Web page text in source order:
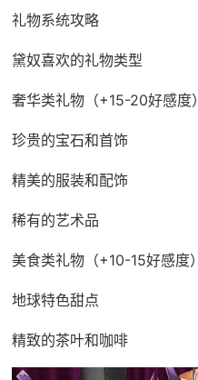
礼物系统攻略
黛奴喜欢的礼物类型
奢华类礼物（+15-20好感度）
珍贵的宝石和首饰
精美的服装和配饰
稀有的艺术品
美食类礼物（+10-15好感度）
地球特色甜点
精致的茶叶和咖啡